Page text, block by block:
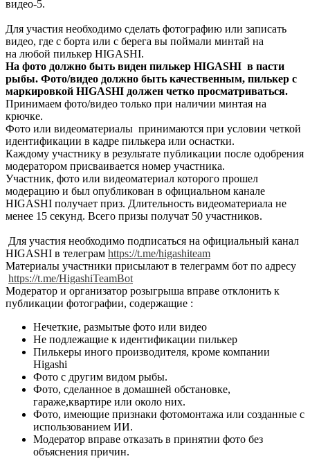
видео-5.
Для участия необходимо сделать фотографию или записать
видео, где с борта или с берега вы поймали минтай на
на любой пилькер HIGASHI.
На фото должно быть виден пилькер HIGASHI в пасти
рыбы. Фото/видео должно быть качественным, пилькер с
маркировкой HIGASHI должен четко просматриваться.
Принимаем фото/видео только при наличии минтая на
крючке.
Фото или видеоматериалы принимаются при условии четкой
идентификации в кадре пилькера или оснастки.
Каждому участнику в результате публикации после одобрения
модератором присваивается номер участника.
Участник, фото или видеоматериал которого прошел
модерацию и был опубликован в официальном канале
HIGASHI получает приз. Длительность видеоматериала не
менее 15 секунд. Всего призы получат 50 участников.
Для участия необходимо подписаться на официальный канал
HIGASHI в телеграм https://t.me/higashiteam
Материалы участники присылают в телеграмм бот по адресу
https://t.me/HigashiTeamBot
Модератор и организатор розыгрыша вправе отклонить к
публикации фотографии, содержащие :
Нечеткие, размытые фото или видео
Не подлежащие к идентификации пилькер
Пилькеры иного производителя, кроме компании
Higashi
Фото с другим видом рыбы.
Фото, сделанное в домашней обстановке,
гараже,квартире или около них.
Фото, имеющие признаки фотомонтажа или созданные с
использованием ИИ.
Модератор вправе отказать в принятии фото без
объяснения причин.